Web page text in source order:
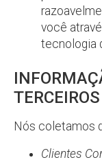
você
tecnologia
TERCEIROS
Nós coletamos
Clientes